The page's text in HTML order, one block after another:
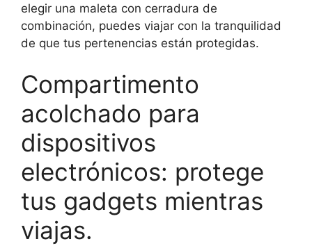
elegir una maleta con cerradura de
combinación, puedes viajar con la tranquilidad
de que tus pertenencias están protegidas.
Compartimento
acolchado para
dispositivos
electrónicos: protege
tus gadgets mientras
viajas.